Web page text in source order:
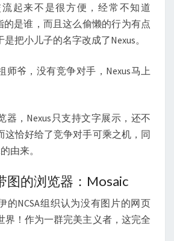
起来不是很方便，经常不知道
的是谁，而且这么偷懒的行为有点
把小儿子的名字改成了Nexus。
师爷，没有竞争对手，Nexus马上
器，Nexus只支持文字展示，还不
这恰好给了竞争对手可乘之机，同
由来。
图的浏览器：Mosaic
的NCSA组织认为没有图片的网页
界！作为一群完美主义者，这完全